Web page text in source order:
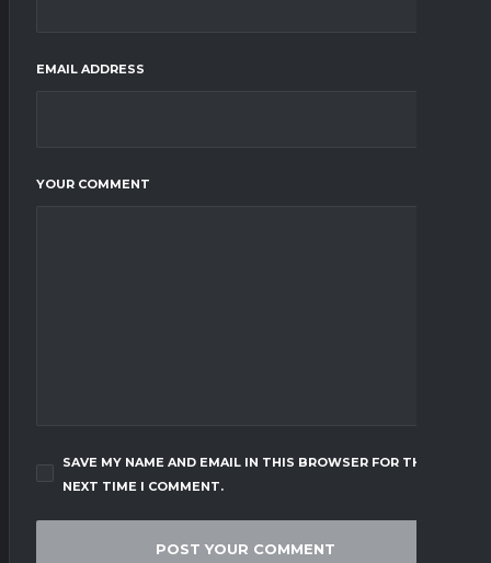
EMAIL ADDRESS
YOUR COMMENT
SAVE MY NAME AND EMAIL IN THIS BROWSER FOR THE
NEXT TIME I COMMENT.